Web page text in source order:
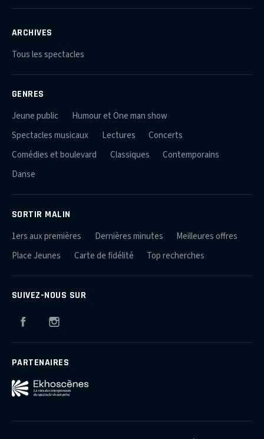
ARCHIVES
Tous les spectacles
GENRES
Jeune public
Humour et One man show
Spectacles musicaux
Lectures
Concerts
Comédies et boulevard
Classiques
Contemporains
Danse
SORTIR MALIN
1ers aux premières Dernières minutes
Meilleures offres
Place Jeunes
Carte de fidélité Top recherches
SUIVEZ-NOUS SUR
Facebook
PARTENAIRES